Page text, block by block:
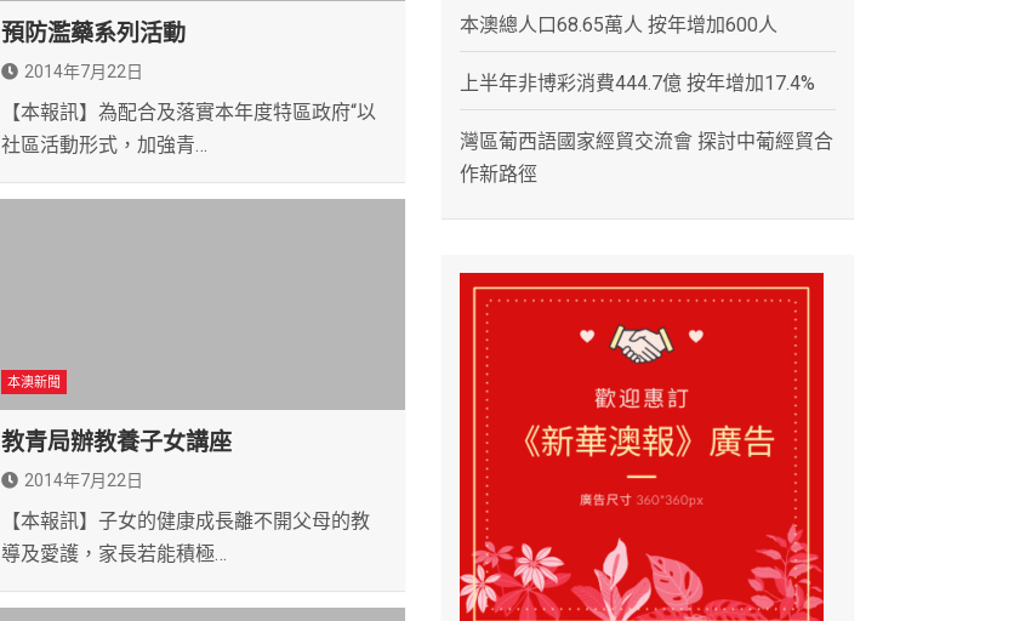
預防濫藥系列活動
2014年7月22日
【本報訊】為配合及落實本年度特區政府“以
社區活動形式，加強青…
本澳新聞
教青局辦教養子女講座
2014年7月22日
【本報訊】子女的健康成長離不開父母的教
導及愛護，家長若能積極…
本澳總人口68.65萬人 按年增加600人
上半年非博彩消費444.7億 按年增加17.4%
灣區葡西語國家經貿交流會 探討中葡經貿合
作新路徑